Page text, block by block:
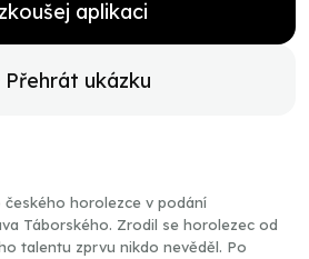
aplikaci
Přehrát ukázku
horolezce v podání
Táborského. Zrodil se horolezec od
talentu zprvu nikdo nevěděl. Po